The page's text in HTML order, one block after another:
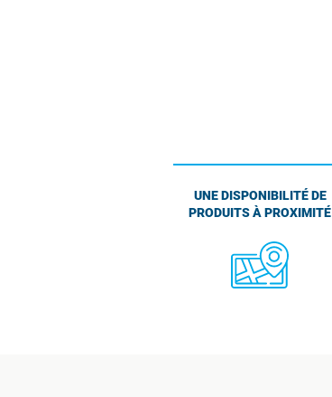
UNE DISPONIBILITÉ DE
PRODUITS À PROXIMITÉ